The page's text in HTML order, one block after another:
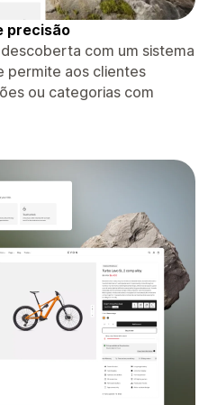
precisão
com um sistema
permite aos clientes
ou categorias com